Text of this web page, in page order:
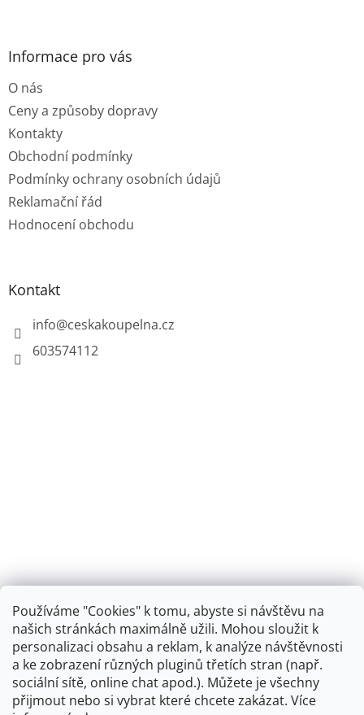
Používáme "Cookies" k tomu, abyste si návštěvu na
našich stránkách maximálně užili. Mohou sloužit k
personalizaci obsahu a reklam, k analýze návštěvnosti
a ke zobrazení různých pluginů třetích stran (např.
sociální sítě, online chat apod.). Můžete je všechny
přijmout nebo si vybrat které chcete zakázat. Více
Informace pro vás
O nás
Ceny a způsoby dopravy
Kontakty
Obchodní podmínky
Podmínky ochrany osobních údajů
Reklamační řád
Hodnocení obchodu
Kontakt
info@ceskakoupelna.cz
603574112
Retro koupelna